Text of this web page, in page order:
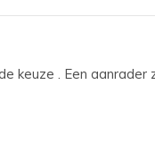
keuze . Een aanrader